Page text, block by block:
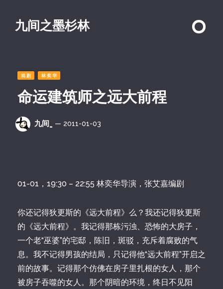
九间之墨杉林
戏剧 林奕华
命运建筑师之远大前程
九间_ — 2011-01-03
01-01，19:30 – 22:55 林奕华导演，张艾嘉编剧
你还记得狄更斯的《远大前程》么？我还记得狄更斯
的《远大前程》。我记得那栋污浊、恐怖的大房子，
一个老“巫婆”的宅邸，陈旧，斑驳，充斥着腐败的气
息。我不记得男孩的结局，只记得他“远大前程”开启之
前的故事。记得那个仿佛在房子里扎根的女人，那个
被房子吞噬的女人。那个阴暗的环境，终日不见阳